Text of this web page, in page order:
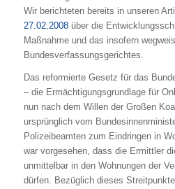
Wir berichteten bereits in unseren
27.02.2008über die
Maßnahme und das insofern
Bundesverfassungsgerichtes.
Das reformierte Gesetz für das
– die Ermächtigungsgrundlage für
nun nach dem Willen der Großen
ursprünglich vom
Polizeibeamten zum Eindringen in
war vorgesehen, dass die Ermittler
unmittelbar in den Wohnungen der
dürfen. Bezüglich dieses